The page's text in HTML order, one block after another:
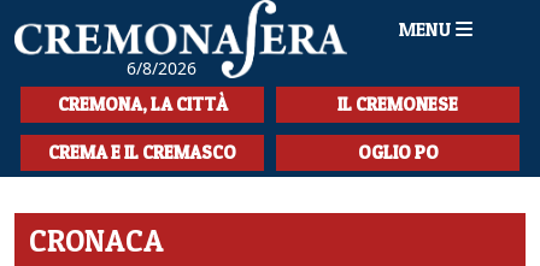
6/8/2026
MENU
HOME
CRONACA
LA MUSICA
CREMONA, LA CITTÀ IL CREMONESE
CREMA E IL CREMASCO OGLIO PO
CRONACA